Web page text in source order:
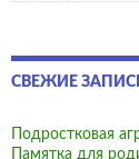
СВЕЖИЕ
Подростковая
Памятка для